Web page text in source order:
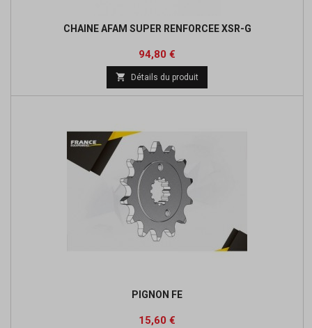
CHAINE AFAM SUPER RENFORCEE XSR-G
Prix
94,80 €
base
 Détails du produit
PIGNON FE
Prix
15,60 €